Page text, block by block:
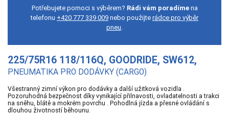
Potřebujete pomoci s výběrem? Rádi vám poradímena
telefonu +420 777 339 009 nebo použijte rádce pro výběr
pneu.
225/75R16 118/116Q, GOODRIDE, SW612,
PNEUMATIKA PRO DODÁVKY (CARGO)
Všestranný zimní výkon pro dodávky a další užitková vozidla .
Pozoruhodná bezpečnost díky vynikající přilnavosti, ovladatelnosti a trakci
na sněhu, blátě a mokrém povrchu . Pohodlná jízda a přesné ovládání s
dlouhou životností běhounu.